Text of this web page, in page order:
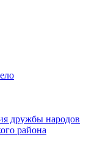
дружбы народов
района